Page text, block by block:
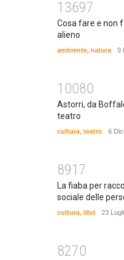
13697
Cosa fare e non
alieno
ambiente, natura 9
10080
Astorri, da
teatro
cultura, teatro 6
8917
La fiaba per
sociale delle
cultura, libri 23
8270